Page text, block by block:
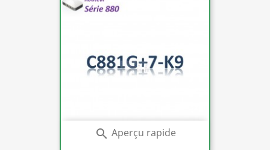
 Aperçu rapide